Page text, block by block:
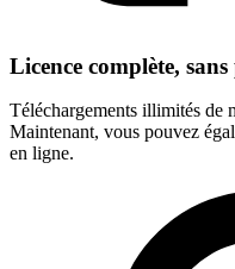
Licence complète,
Téléchargements illimités de
Maintenant, vous pouvez
en ligne.